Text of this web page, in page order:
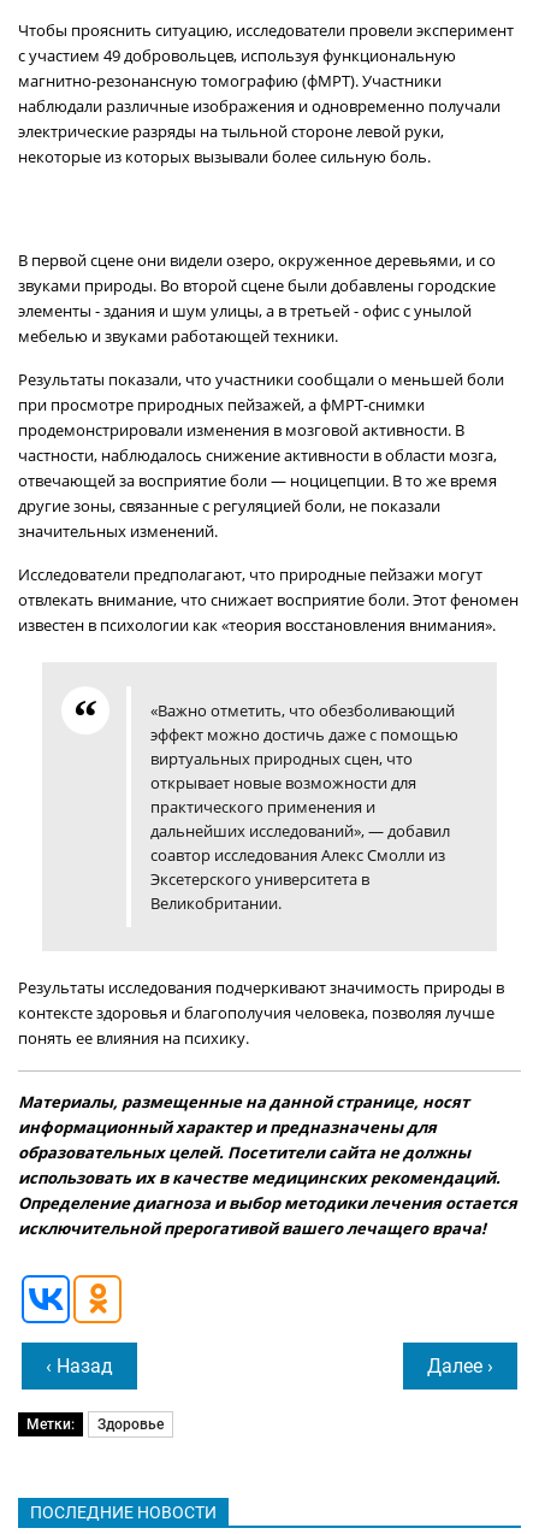
Чтобы прояснить ситуацию, исследователи провели эксперимент
с участием 49 добровольцев, используя функциональную
магнитно-резонансную томографию (фМРТ). Участники
наблюдали различные изображения и одновременно получали
электрические разряды на тыльной стороне левой руки,
некоторые из которых вызывали более сильную боль.
В первой сцене они видели озеро, окруженное деревьями, и со
звуками природы. Во второй сцене были добавлены городские
элементы - здания и шум улицы, а в третьей - офис с унылой
мебелью и звуками работающей техники.
Результаты показали, что участники сообщали о меньшей боли
при просмотре природных пейзажей, а фМРТ-снимки
продемонстрировали изменения в мозговой активности. В
частности, наблюдалось снижение активности в области мозга,
отвечающей за восприятие боли — ноцицепции. В то же время
другие зоны, связанные с регуляцией боли, не показали
значительных изменений.
Исследователи предполагают, что природные пейзажи могут
отвлекать внимание, что снижает восприятие боли. Этот феномен
известен в психологии как «теория восстановления внимания».
«Важно отметить, что обезболивающий
эффект можно достичь даже с помощью
виртуальных природных сцен, что
открывает новые возможности для
практического применения и
дальнейших исследований», — добавил
соавтор исследования Алекс Смолли из
Эксетерского университета в
Великобритании.
Результаты исследования подчеркивают значимость природы в
контексте здоровья и благополучия человека, позволяя лучше
понять ее влияния на психику.
Материалы, размещенные на данной странице, носят
информационный характер и предназначены для
образовательных целей. Посетители сайта не должны
использовать их в качестве медицинских рекомендаций.
Определение диагноза и выбор методики лечения остается
исключительной прерогативой вашего лечащего врача!
‹ Назад Далее ›
Метки: Здоровье
ПОСЛЕДНИЕ НОВОСТИ